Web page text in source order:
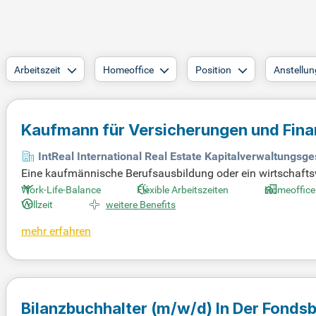
Arbeitszeit Homeoffice Position
Kaufmann für Versicherungen und
Kapitalverwaltungsgesellschaft
(m/w/
IntReal International Real Estate
Eine kaufmännische Berufsausbildung oder ein
Versicherungssektor. Besonders gefragt sind Kenntnisse
ndiger und strukturierter Arbeitsstil sowie
ein angenehmes Arbeitsumfeld. Werden Sie Teil unseres
Work-Life-Balance Flexible Arbeitszeiten Homeoffice
Vollzeit
weitere Benefits
mehr erfahren
Bilanzbuchhalter (m/w/d) In Der